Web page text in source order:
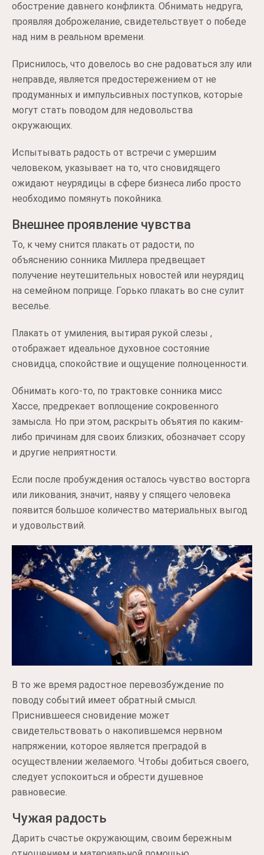
обострение давнего конфликта. Обнимать недруга,
проявляя доброжелание, свидетельствует о победе
над ним в реальном времени.
Приснилось, что довелось во сне радоваться злу или
неправде, является предостережением от не
продуманных и импульсивных поступков, которые
могут стать поводом для недовольства
окружающих.
Испытывать радость от встречи с умершим
человеком, указывает на то, что сновидящего
ожидают неурядицы в сфере бизнеса либо просто
необходимо помянуть покойника.
Внешнее проявление чувства
То, к чему снится плакать от радости, по
объяснению сонника Миллера предвещает
получение неутешительных новостей или неурядиц
на семейном поприще. Горько плакать во сне сулит
веселье.
Плакать от умиления, вытирая рукой слезы ,
отображает идеальное духовное состояние
сновидца, спокойствие и ощущение полноценности.
Обнимать кого-то, по трактовке сонника мисс
Хассе, предрекает воплощение сокровенного
замысла. Но при этом, раскрыть объятия по каким-
либо причинам для своих близких, обозначает ссору
и другие неприятности.
Если после пробуждения осталось чувство восторга
или ликования, значит, наяву у спящего человека
появится большое количество материальных выгод
и удовольствий.
В то же время радостное перевозбуждение по
поводу событий имеет обратный смысл.
Приснившееся сновидение может
свидетельствовать о накопившемся нервном
напряжении, которое является преградой в
осуществлении желаемого. Чтобы добиться своего,
следует успокоиться и обрести душевное
равновесие.
Чужая радость
Дарить счастье окружающим, своим бережным